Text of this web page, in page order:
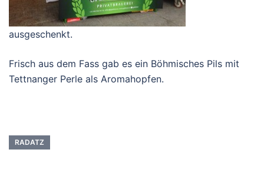
ausgeschenkt.
Frisch aus dem Fass gab es ein Böhmisches Pils mit
Tettnanger Perle als Aromahopfen.
RADATZ